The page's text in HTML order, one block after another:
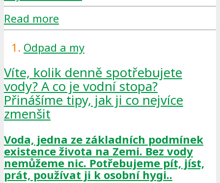
Read more
Odpad a my
Víte, kolik denně spotřebujete
vody? A co je vodní stopa?
Přinášíme tipy, jak ji co nejvíce
zmenšit
Voda, jedna ze základních podmínek
existence života na Zemi. Bez vody
nemůžeme nic. Potřebujeme pít, jíst,
prát, používat ji k osobní hygi..